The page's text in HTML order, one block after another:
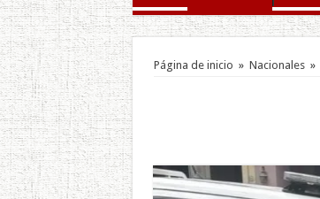
Página de inicio » Nacionales »